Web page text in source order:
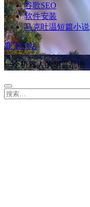
谷歌SEO
软件安装
马克吐温短篇小说
鹿飞小站
一个机器人的胡言乱语
搜